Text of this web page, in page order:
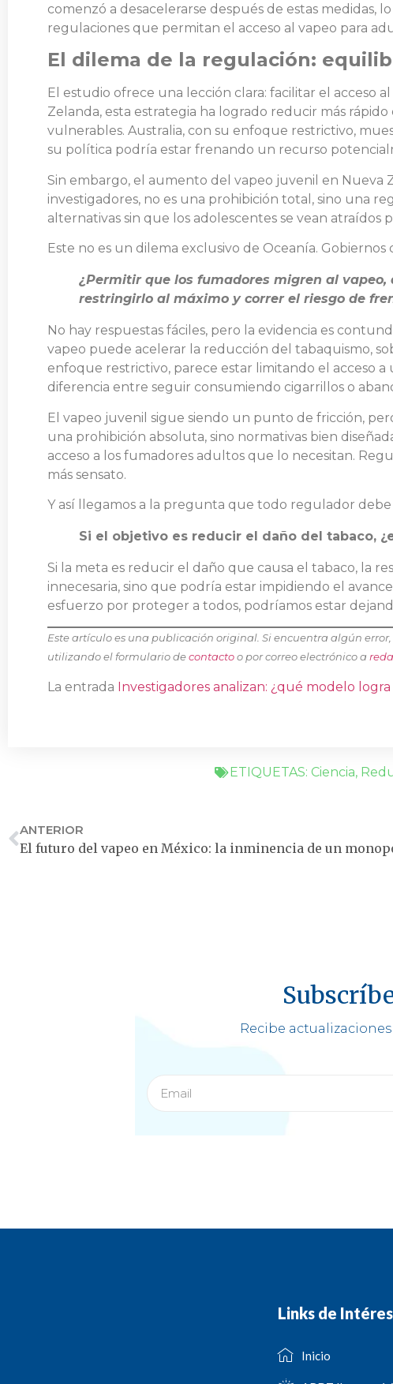
comenzó a desacelerarse después de estas
regulaciones que permitan el acceso al vapeo para
El dilema de la regulación:
El estudio ofrece una lección clara: facilitar el acceso
Zelanda, esta estrategia ha logrado reducir más
vulnerables. Australia, con su enfoque restrictivo,
su política podría estar frenando un recurso
Sin embargo, el aumento del vapeo juvenil en Nueva
investigadores, no es una prohibición total, sino una
alternativas sin que los adolescentes se vean atraídos
Este no es un dilema exclusivo de Oceanía.
¿Permitir que los fumadores migren al vapeo,
restringirlo al máximo y correr el riesgo de
No hay respuestas fáciles, pero la evidencia es
vapeo puede acelerar la reducción del tabaquismo,
enfoque restrictivo, parece estar limitando el acceso
diferencia entre seguir consumiendo cigarrillos o
El vapeo juvenil sigue siendo un punto de fricción,
una prohibición absoluta, sino normativas bien
acceso a los fumadores adultos que lo necesitan.
más sensato.
Y así llegamos a la pregunta que todo regulador
Si el objetivo es reducir el daño del tabaco,
Si la meta es reducir el daño que causa el tabaco, la
innecesaria, sino que podría estar impidiendo el
esfuerzo por proteger a todos, podríamos estar
Este artículo es una publicación original. Si encuentra algún
utilizando el formulario decontactoo por correo electrónico a
La entrada Investigadores analizan: ¿qué modelo
ETIQUETAS: Ciencia,
ANTERIOR
Recibe
Links de Intéres
Inicio